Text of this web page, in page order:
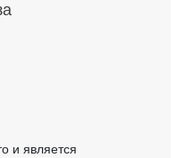
и является